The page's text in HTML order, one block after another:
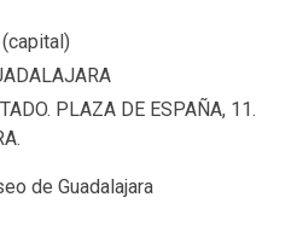
(capital)
PLAZA DE ESPAÑA, 11.
de Guadalajara